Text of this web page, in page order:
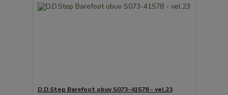
D.D.Step Barefoot obuv S073-41578 - vel.23